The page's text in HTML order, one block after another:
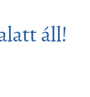
áll!